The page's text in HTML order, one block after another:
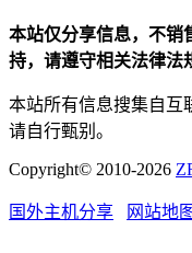
本站仅分享信息，不销
持，请遵守相关法律法
本站所有信息搜集自互
请自行甄别。
Copyright© 2010-2026
国外主机分享 网站地图